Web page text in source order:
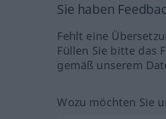
Sie haben
Fehlt eine
Füllen Sie bitte das
gemäß unserem
Wozu möchten Sie